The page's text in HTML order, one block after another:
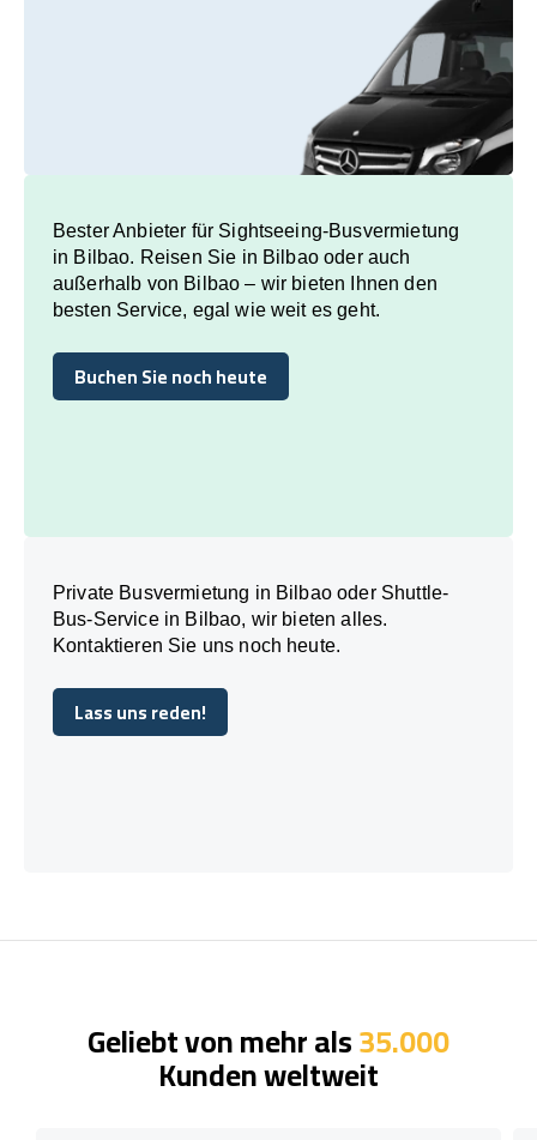
Bester Anbieter für Sightseeing-Busvermietung
in Bilbao. Reisen Sie in Bilbao oder auch
außerhalb von Bilbao – wir bieten Ihnen den
besten Service, egal wie weit es geht.
Buchen Sie noch heute
Buchen Sie noch heute
Private Busvermietung in Bilbao oder Shuttle-
Bus-Service in Bilbao, wir bieten alles.
Kontaktieren Sie uns noch heute.
Lass uns reden!
Lass uns reden!
Geliebt von mehr als35.000
Kunden weltweit